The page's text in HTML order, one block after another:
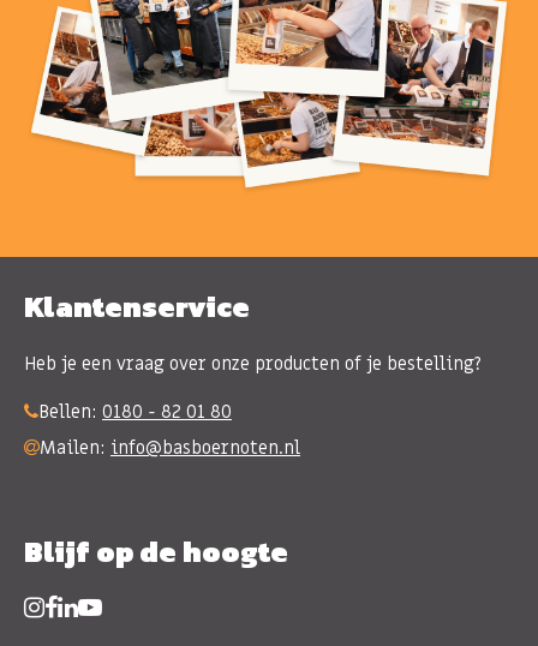
Klantenservice
Heb je een vraag over onze producten of je bestelling?
Bellen: 0180 - 82 01 80
Mailen: info@basboernoten.nl
Blijf op de hoogte